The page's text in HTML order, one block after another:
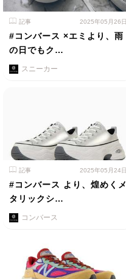
記事 2025年05月26日
#コンバース ×エミより、雨
の日でもク…
スニーカー
記事 2025年05月24日
#コンバース より、煌めくメ
タリックシ…
コンバース